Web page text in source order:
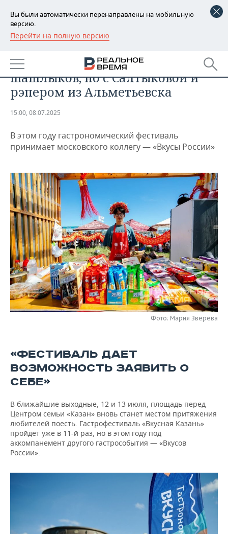
Вы были автоматически перенаправлены на мобильную
версию.
Перейти на полную версию
РЕГИОНЫ
БАШКОРТОСТАН
ТАТАРСТАН
НОВОСТИ
АНАЛИТИКА
ДЕКЛАРАЦИИ О ДОХОДАХ
КОРОЛИ ГОСЗАКАЗА ПФО
ВУЗЫ ТАТАРСТАНА
КОМУ ПРИНАДЛЕЖАТ
ТОРГОВЫЕ ЦЕНТРЫ
ТАТАРСТАНА
НОВОСТИ ЭКОНОМИКИ
ФИНАНСЫ
БАНКИ
БЮДЖЕТ
ИНВЕСТИЦИИ
ПРОМЫШЛЕННОСТЬ
НОВОСТИ
АГРОПРОМ
МАШИНОСТРОЕНИЕ
НЕФТЕХИМИЯ
НЕФТЬ
ОПК
ЭНЕРГЕТИКА
НЕДВИЖИМОСТЬ
НОВОСТИ НЕДВИЖИМОСТИ
АВТО
НОВОСТИ АВТО
БИЗНЕС
НОВОСТИ БИЗНЕСА
РОЗНИЧНАЯ ТОРГОВЛЯ
ТРАНСПОРТ
УСЛУГИ
ТЕХНОЛОГИИ
НОВОСТИ ТЕХНОЛОГИЙ
IT
МЕДИА
МЕРОПРИЯТИЯ
НОВОСТИ МЕРОПРИЯТИЙ
ВЫЕЗДНАЯ РЕДАКЦИЯ
ОТКРЫТАЯ ЛЕКЦИЯ
СПОРТ
НОВОСТИ СПОРТА
БАСКЕТБОЛ
КИБЕРСПОРТ
ФИГУРНОЕ КАТАНИЕ
ОБЩЕСТВО
ИНФРАСТРУКТУРА
КУЛЬТУРА
МЕДИЦИНА
СПРАВОЧНИК
СПИСОК КОМПАНИЙ
«Вкусная Казань» осталась без
шашлыков, но с Салтыковой и
рэпером из Альметьевска
15:00, 08.07.2025
В этом году гастрономический фестиваль
принимает московского коллегу — «Вкусы России»
Фото: Мария Зверева
«ФЕСТИВАЛЬ ДАЕТ
ВОЗМОЖНОСТЬ ЗАЯВИТЬ О
СЕБЕ»
В ближайшие выходные, 12 и 13 июля, площадь перед
Центром семьи «Казан» вновь станет местом притяжения
любителей поесть. Гастрофестиваль «Вкусная Казань»
пройдет уже в 11-й раз, но в этом году под
аккомпанемент другого гастрособытия — «Вкусов
России».